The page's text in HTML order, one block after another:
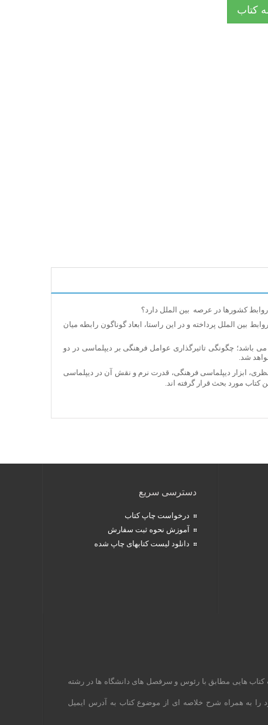
کتاب
کشورها در عرصه بین ­الملل دارد؟
بین ­الملل پرداخته و در این راستا، ابعاد گوناگون رابطه میان
می ­باشد؛ چگونگی تاثیرگذاری عوامل فرهنگی بر دیپلماسی در دو
شد.
ابزار دیپلماسی فرهنگی، قدرت نرم و نقش آن در دیپلماسی
مورد بحث قرار گرفته اند.
دسترسی سریع
درخواست چاپ کتاب
آموزش نحوه ثبت سفارش
دانلود لیست کتابهای چاپ شده
کتاب هایی مطابق با رئوس و سرفصل های دانشگاه ها در رشته
را به همراه شرح خلاصه ای از موضوع کتاب به آدرس ایمیل